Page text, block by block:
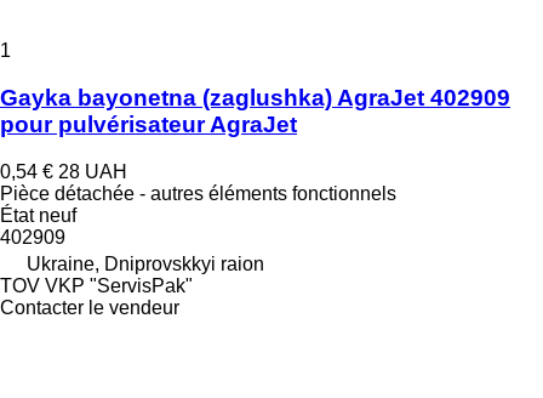
1
Gayka bayonetna (zaglushka) AgraJet 402909
pour pulvérisateur AgraJet
0,54 € 28 UAH
Pièce détachée - autres éléments fonctionnels
Étatneuf
402909
Ukraine, Dniprovskkyi raion
TOV VKP "ServisPak"
Contacter le vendeur